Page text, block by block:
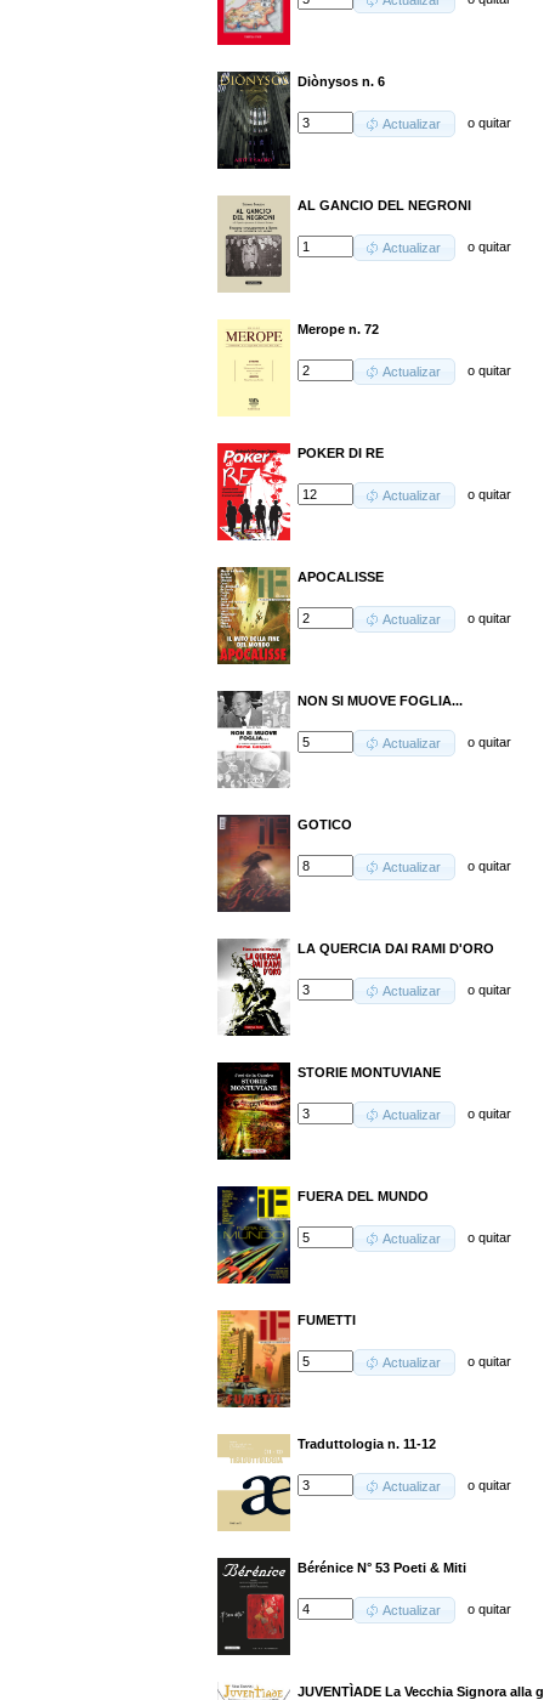
Diònysos n. 6
Actualizar oquitar
AL GANCIO DEL NEGRONI
Actualizar oquitar
Merope n. 72
Actualizar oquitar
POKER DI RE
Actualizar oquitar
APOCALISSE
Actualizar oquitar
NON SI MUOVE FOGLIA...
Actualizar oquitar
GOTICO
Actualizar oquitar
LA QUERCIA DAI RAMI D'ORO
Actualizar oquitar
STORIE MONTUVIANE
Actualizar oquitar
FUERA DEL MUNDO
Actualizar oquitar
FUMETTI
Actualizar oquitar
Traduttologia n. 11-12
Actualizar oquitar
Bérénice N° 53 Poeti & Miti
Actualizar oquitar
JUVENTÌADE La Vecchia Signora alla